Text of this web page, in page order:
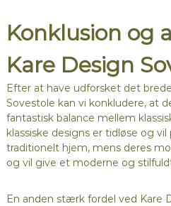
Konklusion og
Kare Design
Efter at have udforsket det
Sovestole kan vi konkludere, at
fantastisk balance mellem
klassiske designs er tidløse og
traditionelt hjem, mens deres
og vil give et moderne og
En anden stærk fordel ved Kare